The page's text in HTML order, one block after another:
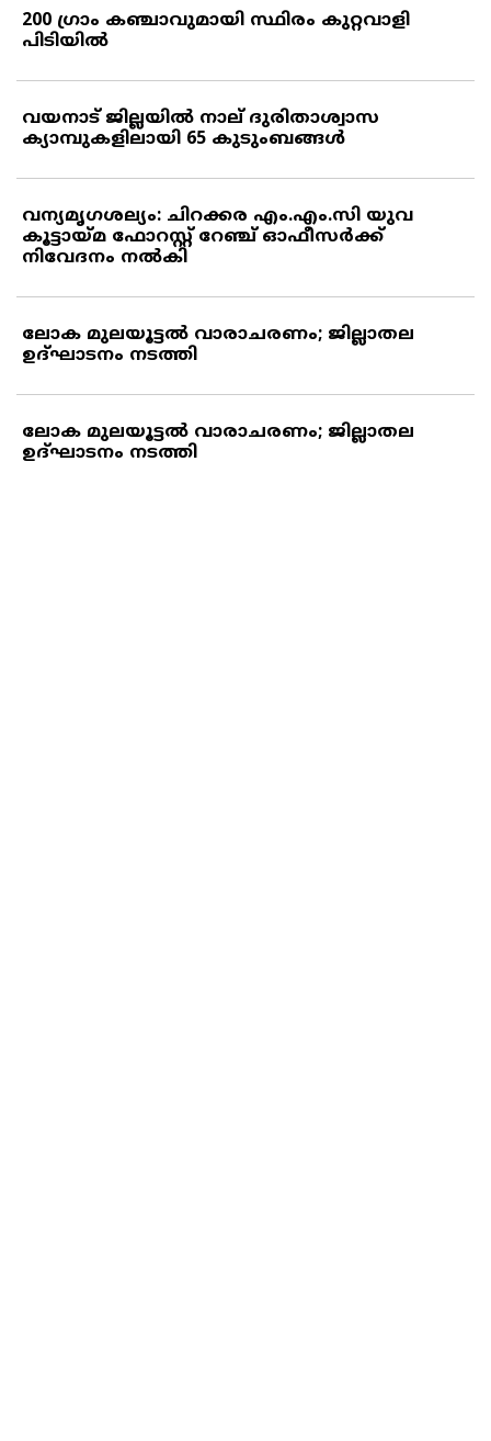
200 ഗ്രാം കഞ്ചാവുമായി സ്ഥിരം കുറ്റവാളി
പിടിയില്‍
വയനാട് ജില്ലയില്‍ നാല് ദുരിതാശ്വാസ
ക്യാമ്പുകളിലായി 65 കുടുംബങ്ങള്‍
വന്യമൃഗശല്യം: ചിറക്കര എം.എം.സി യുവ
കൂട്ടായ്മ ഫോറസ്റ്റ് റേഞ്ച് ഓഫീസര്‍ക്ക്
നിവേദനം നല്‍കി
ലോക മുലയൂട്ടല്‍ വാരാചരണം; ജില്ലാതല
ഉദ്ഘാടനം നടത്തി
ലോക മുലയൂട്ടല്‍ വാരാചരണം; ജില്ലാതല
ഉദ്ഘാടനം നടത്തി